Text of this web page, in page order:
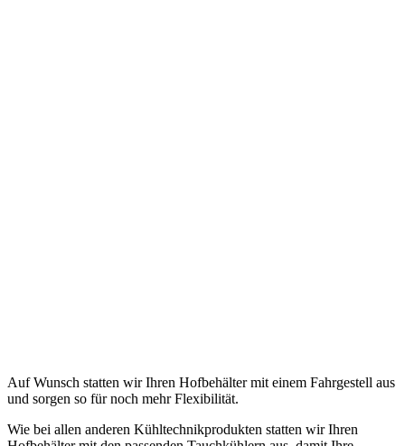
Auf Wunsch statten wir Ihren Hofbehälter mit einem Fahrgestell aus
und sorgen so für noch mehr Flexibilität.
Wie bei allen anderen Kühltechnikprodukten statten wir Ihren